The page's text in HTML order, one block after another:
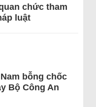
chức tham
luật
bỗng chốc
Bộ Công An